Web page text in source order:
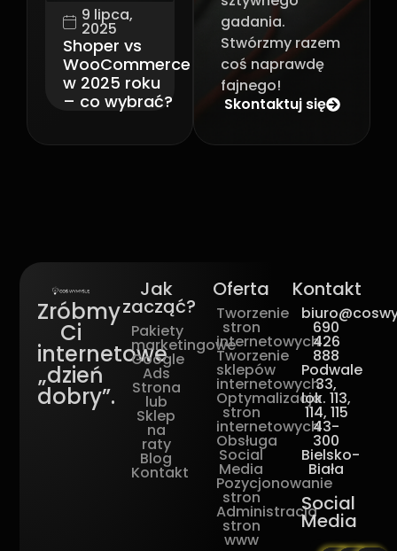
9 lipca,
2025
Shoper vs
WooCommerce
w 2025 roku
– co wybrać?
gadania.
Stwórzmy razem
coś naprawdę
fajnego!
Skontaktuj się
Zróbmy
Ci
internetowe
„dzień
dobry”.
Jak
zacząć?
Pakiety
marketingowe
Google
Ads
Strona
lub
Sklep
na
raty
Blog
Kontakt
Oferta
Tworzenie
stron
internetowych
Tworzenie
sklepów
internetowych
Optymalizacja
stron
internetowych
Obsługa
Social
Media
Pozycjonowanie
stron
Administracja
stron
www
Kontakt
690
426
888
Podwale
33,
lok. 113,
114, 115
43-
300
Bielsko-
Biała
Social
Media